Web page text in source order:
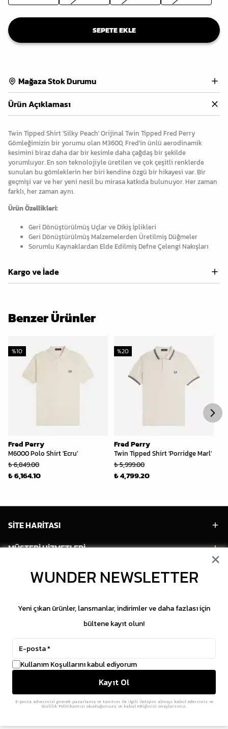
SEPETE EKLE
Mağaza Stok Durumu
Ürün Açıklaması
Twin Tipped Shirt 'Silky Peach' Orijinal Twin Tipped Fred Perry
Gömleğimizin bir yorumu olan M3600, Fred'in ünlü aerodinamik
kesimini biraz daha dar bir kesimle daha çağdaş bir şekilde
yorumluyor. En son teknolojiyle üretilen ve çok çeşitli renklerde
sunulan bu gömleklerin her biri kendine özgü bir hikayesi var. Bir
geçmişi var ve her yeni nesil bu mirasa katkıda bulunuyor. Her zaman
farklı, her zaman aynı.
Ürün Özellikleri:
Geri Dönüştürülmüş Uçlar ve Dikiş İplikleri
Geri Dönüştürülmüş Malzemelerden Üretilmiş Düğmeler
Sorumlu Kaynaklardan Elde Edilmiş Defne Çelengi Nakışları
Kargo ve İade
Benzer Ürünler
Fred Perry
M6000 Polo Shirt 'Ecru'
%10
₺ 6,849.00
₺ 6,164.10
Fred Perry
Twin Tipped Shirt 'Porridge Marl'
%20
₺ 5,999.00
₺ 4,799.20
SİTE HARİTASI
MÜŞTERİ HİZMETLERİ
HESABIM
SOSYAL MEDYA
Copyright © 2026 WUNDER. İçeriklerin izinsiz
ikasE-Ticaret Altyapısıile Hazırlanmıştır.
WUNDER NEWSLETTER
Yeni çıkan ürünler, lansmanlar, indirimler ve daha fazlası için
bültene kayıt olun!
Kullanım Koşullarını kabul ediyorum
Kayıt Ol
E-posta adresinizi girerek pazarlama ve tanıtım ile ilgili iletişim almayı kabul edersiniz ve
Gizlilik Politikamızı okuduğunuzu ve kabul ettiğinizi onaylarsınız.